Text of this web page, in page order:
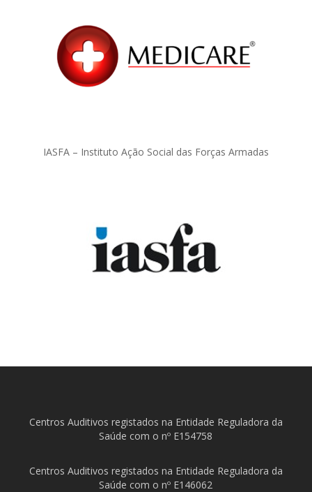
IASFA – Instituto Ação Social das Forças Armadas
Centros Auditivos registados na Entidade Reguladora da
Saúde com o nº E154758
Centros Auditivos registados na Entidade Reguladora da
Saúde com o nº E146062